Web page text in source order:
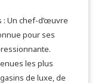
: Un chef-d’œuvre
pour ses
les plus
de luxe, de